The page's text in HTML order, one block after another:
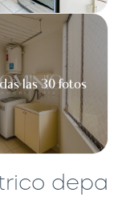
las 30 fotos
depa